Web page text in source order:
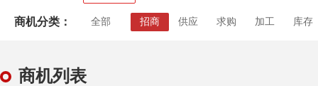
商机分类： 全部 招商 供应 求购 加工 库存
商机列表